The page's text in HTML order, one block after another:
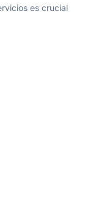
es crucial